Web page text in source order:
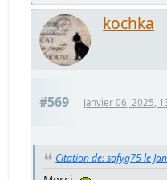
kochka
#569 Janvier 06, 2025,
Citation de: sofyg75 le